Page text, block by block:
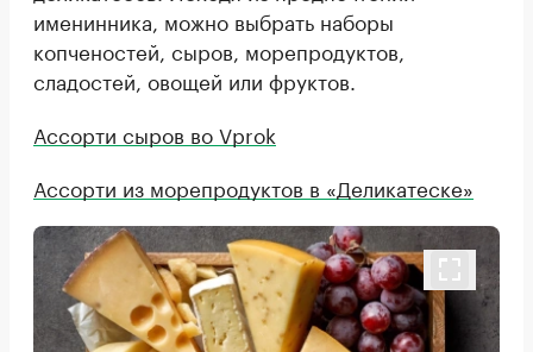
именинника, можно выбрать наборы
копченостей, сыров, морепродуктов,
сладостей, овощей или фруктов.
Ассорти сыров во Vprok
Ассорти из морепродуктов в «Деликатеске»